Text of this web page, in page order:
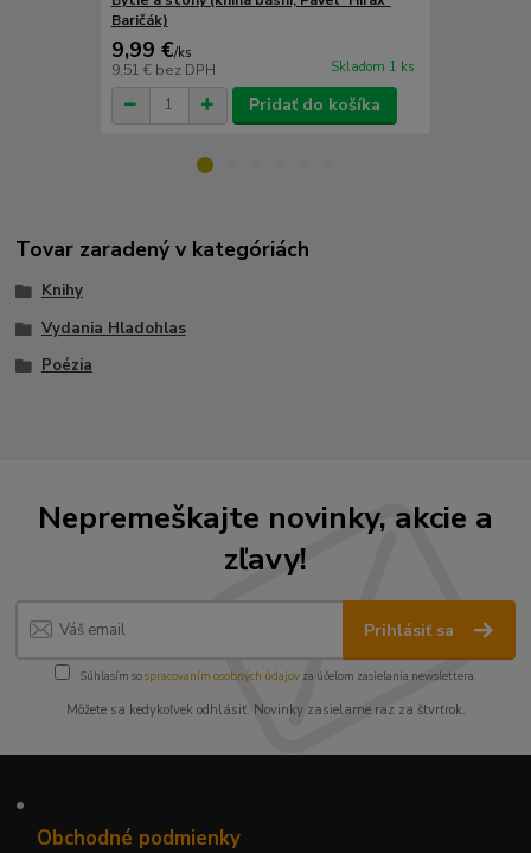
Baričák)
9,99 €/ks
9,51 € bez DPH Skladom 1 ks
Pridať do košíka
Tovar zaradený v kategóriách
Knihy
Vydania Hladohlas
Poézia
Nepremeškajte novinky, akcie a
zľavy!
Prihlásiť sa
Súhlasím sospracovaním osobných údajov za účelom zasielania newslettera.
Môžete sa kedykoľvek odhlásiť. Novinky zasielame raz za štvrťrok.
•
Obchodné podmienky